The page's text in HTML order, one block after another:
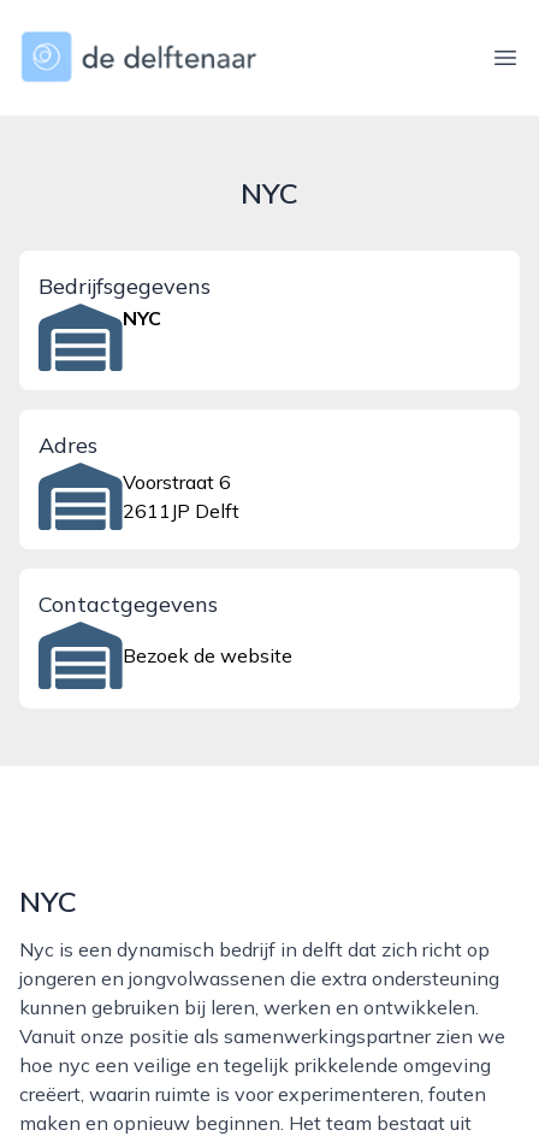
dedelftenaar.nl
NYC
Bedrijfsgegevens
NYC
Adres
Voorstraat 6
2611JP Delft
Contactgegevens
Bezoek de website
NYC
Nyc is een dynamisch bedrijf in delft dat zich richt op
jongeren en jongvolwassenen die extra ondersteuning
kunnen gebruiken bij leren, werken en ontwikkelen.
Vanuit onze positie als samenwerkingspartner zien we
hoe nyc een veilige en tegelijk prikkelende omgeving
creëert, waarin ruimte is voor experimenteren, fouten
maken en opnieuw beginnen. Het team bestaat uit